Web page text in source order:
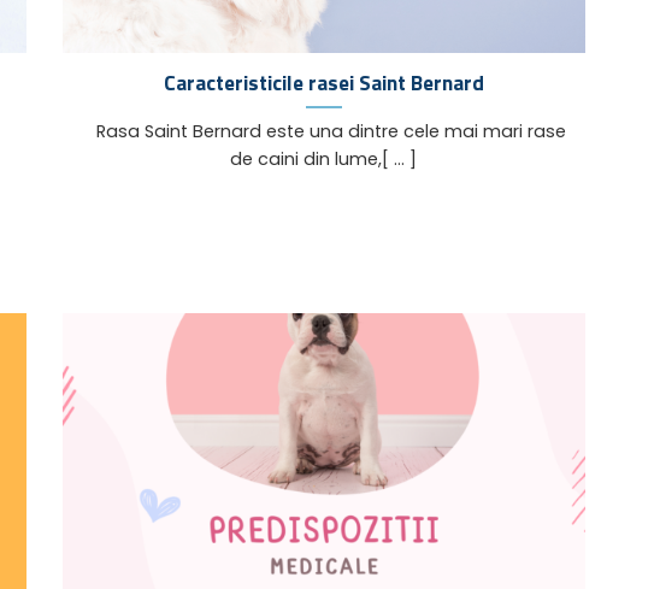
Caracteristicile rasei Saint Bernard
Rasa Saint Bernard este una dintre cele mai mari rase
de caini din lume,[ ... ]